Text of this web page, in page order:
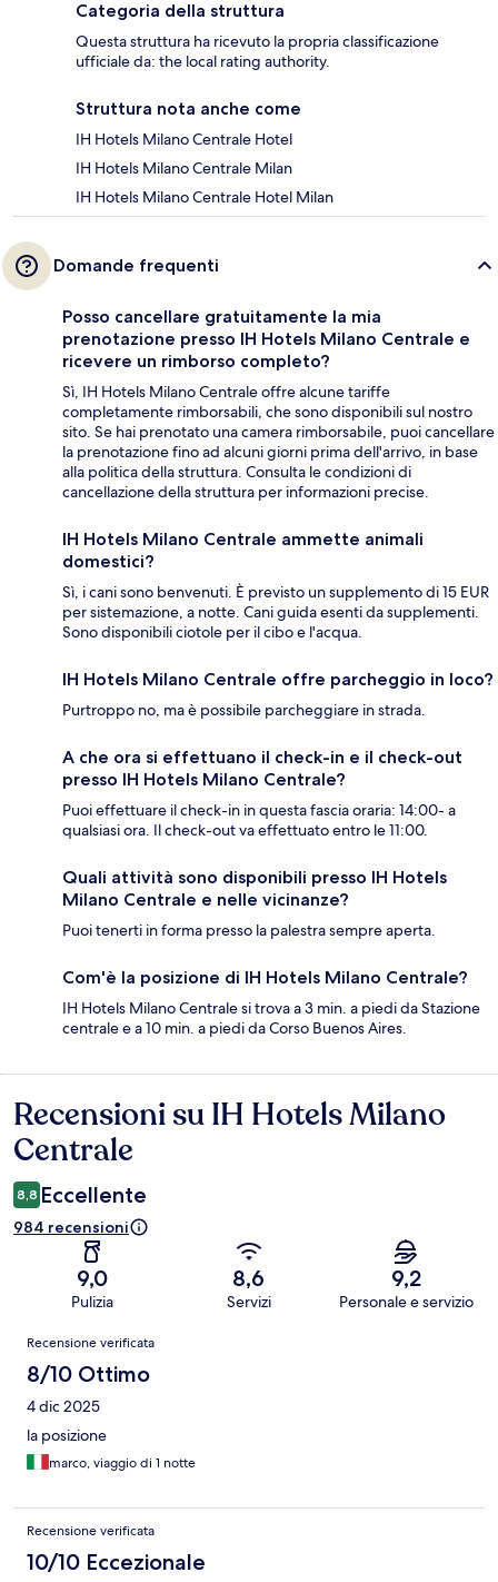
Categoria della struttura
Questa struttura ha ricevuto la propria classificazione
ufficiale da: the local rating authority.
Struttura nota anche come
IH Hotels Milano Centrale Hotel
IH Hotels Milano Centrale Milan
IH Hotels Milano Centrale Hotel Milan
Domande frequenti
Posso cancellare gratuitamente la mia
prenotazione presso IH Hotels Milano Centrale e
ricevere un rimborso completo?
Sì, IH Hotels Milano Centrale offre alcune tariffe
completamente rimborsabili, che sono disponibili sul nostro
sito. Se hai prenotato una camera rimborsabile, puoi cancellare
la prenotazione fino ad alcuni giorni prima dell'arrivo, in base
alla politica della struttura. Consulta le condizioni di
cancellazione della struttura per informazioni precise.
IH Hotels Milano Centrale ammette animali
domestici?
Sì, i cani sono benvenuti. È previsto un supplemento di 15 EUR
per sistemazione, a notte. Cani guida esenti da supplementi.
Sono disponibili ciotole per il cibo e l'acqua.
IH Hotels Milano Centrale offre parcheggio in loco?
Purtroppo no, ma è possibile parcheggiare in strada.
A che ora si effettuano il check-in e il check-out
presso IH Hotels Milano Centrale?
Puoi effettuare il check-in in questa fascia oraria: 14:00- a
qualsiasi ora. Il check-out va effettuato entro le 11:00.
Quali attività sono disponibili presso IH Hotels
Milano Centrale e nelle vicinanze?
Puoi tenerti in forma presso la palestra sempre aperta.
Com'è la posizione di IH Hotels Milano Centrale?
IH Hotels Milano Centrale si trova a 3 min. a piedi da Stazione
centrale e a 10 min. a piedi da Corso Buenos Aires.
Recensioni
Recensioni su IH Hotels Milano
Centrale
8,8 Eccellente
984 recensioni
9,0
Pulizia
8,6
Servizi
9,2
Personale e servizio
Recensioni
Recensione verificata
8/10 Ottimo
4 dic 2025
la posizione
marco, viaggio di 1 notte
Recensione verificata
10/10 Eccezionale